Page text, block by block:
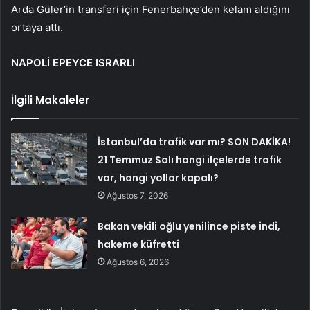
Arda Güler’in transferi için Fenerbahçe’den kelam aldığını
ortaya attı.
NAPOLİ EPEYCE ISRARLI
İlgili Makaleler
İstanbul’da trafik var mı? SON DAKİKA!
21 Temmuz Salı hangi ilçelerde trafik
var, hangi yollar kapalı?
Ağustos 7, 2026
Bakan vekili oğlu yenilince piste indi,
hakeme küfretti
Ağustos 6, 2026